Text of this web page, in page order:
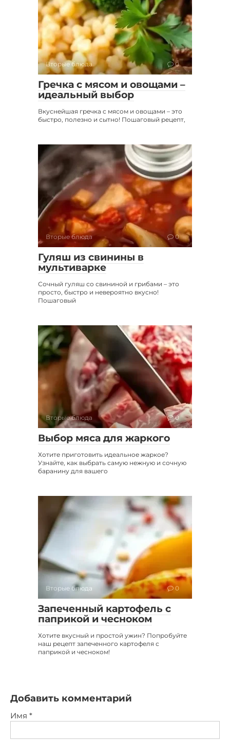
Вторые блюда 0
Гречка с мясом и овощами –
идеальный выбор
Вкуснейшая гречка с мясом и овощами – это
быстро, полезно и сытно! Пошаговый рецепт,
Вторые блюда 0
Гуляш из свинины в
мультиварке
Сочный гуляш со свининой и грибами – это
просто, быстро и невероятно вкусно!
Пошаговый
Вторые блюда 0
Выбор мяса для жаркого
Хотите приготовить идеальное жаркое?
Узнайте, как выбрать самую нежную и сочную
баранину для вашего
Вторые блюда 0
Запеченный картофель с
паприкой и чесноком
Хотите вкусный и простой ужин? Попробуйте
наш рецепт запеченного картофеля с
паприкой и чесноком!
Добавить комментарий
Имя *